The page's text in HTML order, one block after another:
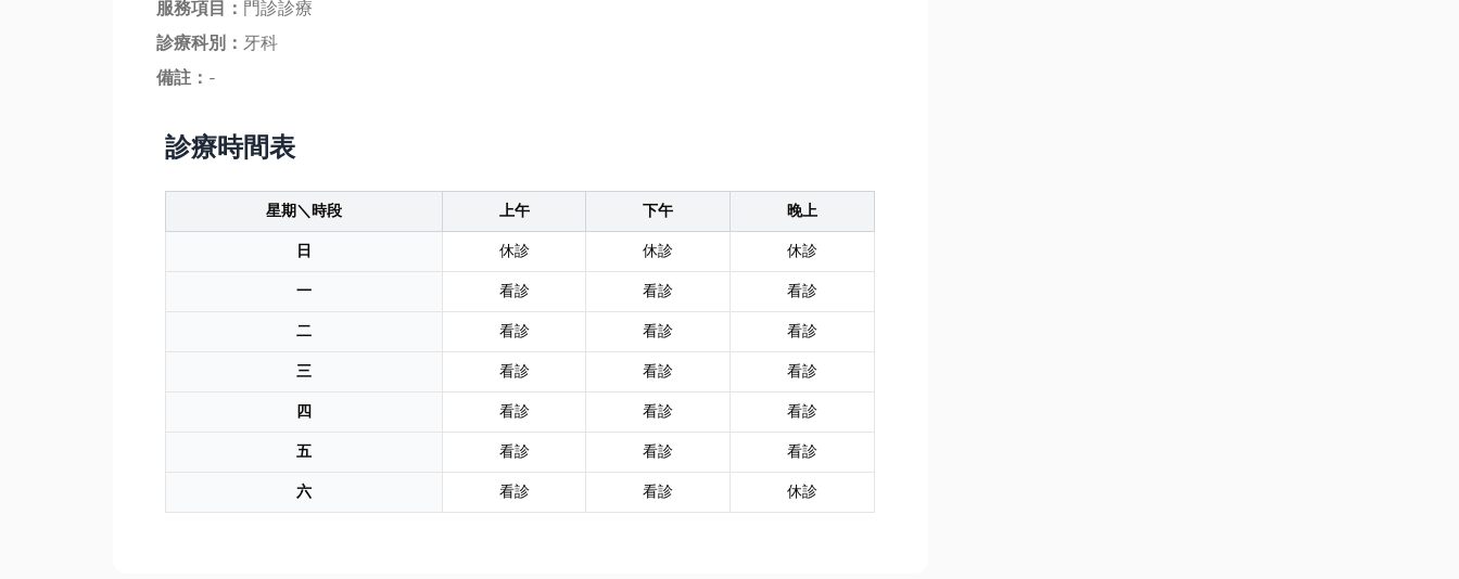
服務項目： 門診診療
診療科別： 牙科
備註： -
診療時間表
星期＼時段 上午 下午
晚上
日
休診 休診
休診
一
看診 看診
看診
二
看診 看診
看診
三
看診 看診
看診
四
看診 看診
看診
五
看診 看診
看診
六
看診 看診 休診